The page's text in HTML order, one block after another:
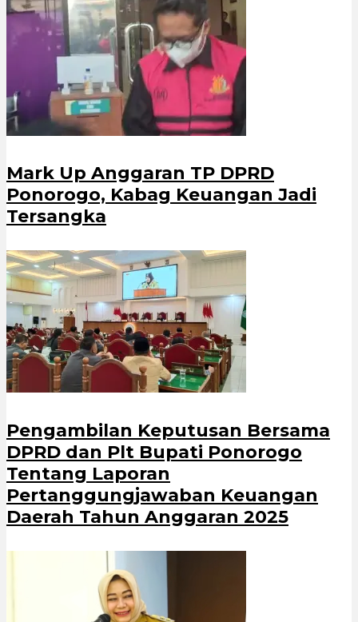
Mark Up Anggaran TP DPRD
Ponorogo, Kabag Keuangan Jadi
Tersangka
Pengambilan Keputusan Bersama
DPRD dan Plt Bupati Ponorogo
Tentang Laporan
Pertanggungjawaban Keuangan
Daerah Tahun Anggaran 2025